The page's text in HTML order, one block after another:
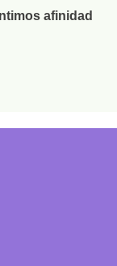
afinidad